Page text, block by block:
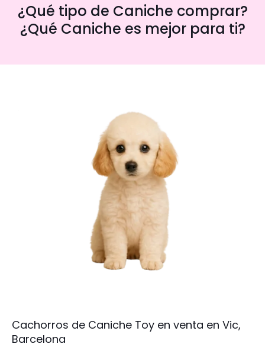
¿Qué tipo de Caniche comprar?
¿Qué Caniche es mejor para ti?
Cachorros de Caniche Toy en venta en Vic,
Barcelona